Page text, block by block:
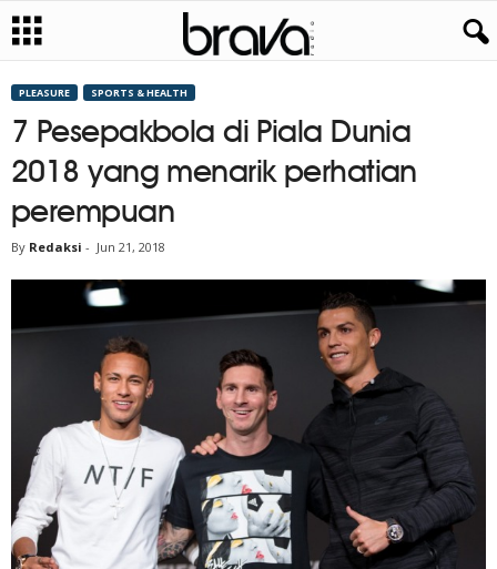
PLEASURE SPORTS & HEALTH
7 Pesepakbola di Piala Dunia
2018 yang menarik perhatian
perempuan
By Redaksi - Jun 21, 2018